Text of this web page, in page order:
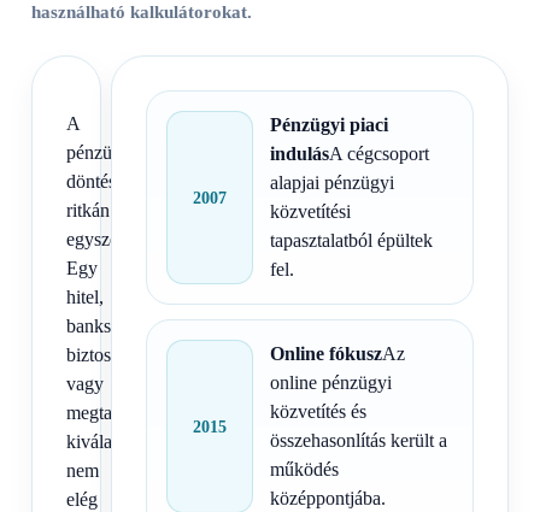
használható kalkulátorokat.
A
pénzügyi
döntések
ritkán
egyszerűek.
Egy
hitel,
bankszámla,
biztosítás
vagy
megtakarítás
kiválasztásánál
nem
elég
2007
Pénzügyi piaci
indulásA cégcsoport
alapjai pénzügyi
közvetítési
tapasztalatból épültek
fel.
2015
Online fókuszAz
online pénzügyi
közvetítés és
összehasonlítás került a
működés
középpontjába.